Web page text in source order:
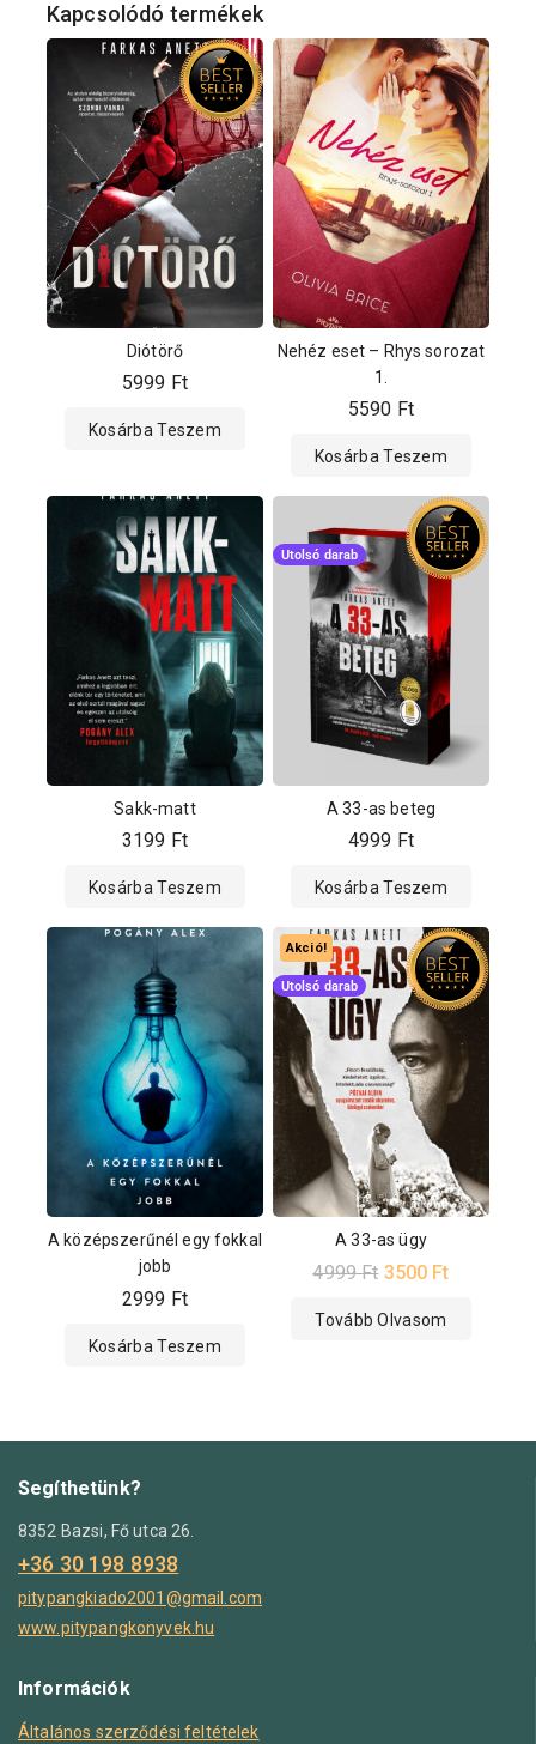
Kapcsolódó termékek
Diótörő
5999 Ft
Kosárba Teszem
Nehéz eset – Rhys sorozat
1.
5590 Ft
Kosárba Teszem
Sakk-matt
3199 Ft
Kosárba Teszem
Utolsó darab
A 33-as beteg
4999 Ft
Kosárba Teszem
A középszerűnél egy fokkal
jobb
2999 Ft
Kosárba Teszem
Akció!
Utolsó darab
A 33-as ügy
4999Ft 3500 Ft
Tovább Olvasom
Segíthetünk?
8352 Bazsi, Fő utca 26.
+36 30 198 8938
pitypangkiado2001@gmail.com
www.pitypangkonyvek.hu
Információk
Általános szerződési feltételek